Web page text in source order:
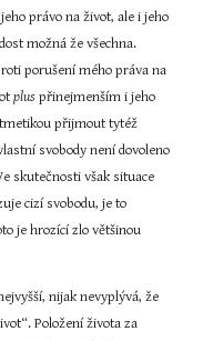
právo na život, ale i jeho
možná že všechna.
porušení mého práva na
plus přinejmenším i jeho
přijmout tytéž
svobody není dovoleno
skutečnosti však situace
cizí svobodu, je to
je hrozící zlo většinou
nijak nevyplývá, že
Položení života za